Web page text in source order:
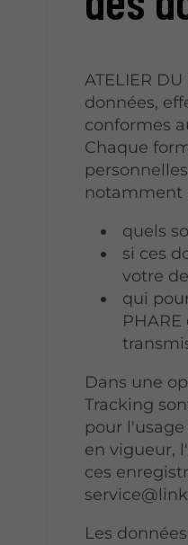
ATELIER
données,
conformes
Chaque
notamment
quels
si ces
votre
qui
Dans une
Tracking
pour
en vigueur,
ces
Les